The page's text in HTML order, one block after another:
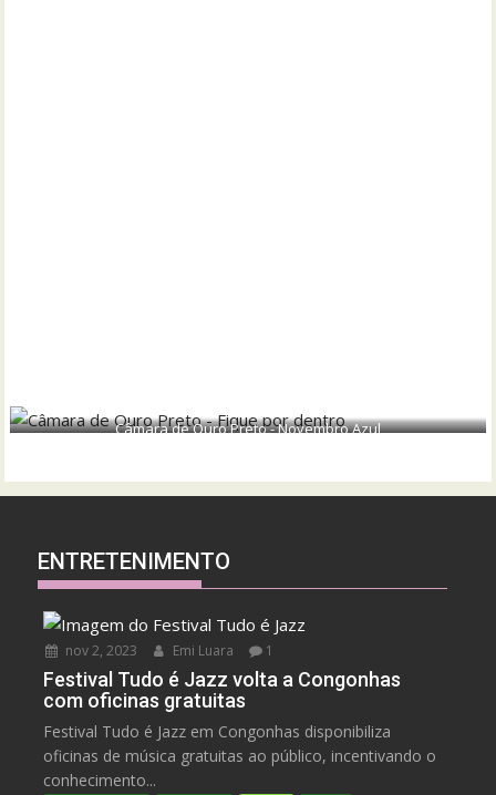
Câmara de Ouro Preto - Novembro Azul
ENTRETENIMENTO
nov 2, 2023 Emi Luara 1
Festival Tudo é Jazz volta a Congonhas
com oficinas gratuitas
Festival Tudo é Jazz em Congonhas disponibiliza
oficinas de música gratuitas ao público, incentivando o
conhecimento...